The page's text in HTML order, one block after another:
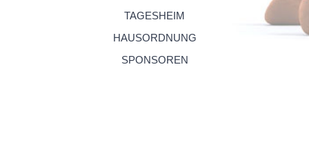
TAGESHEIM
HAUSORDNUNG
SPONSOREN